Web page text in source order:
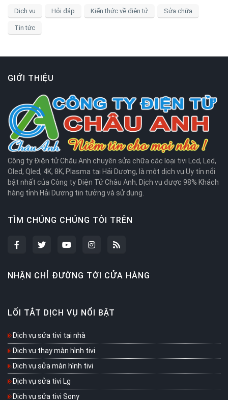
Dịch vụ Hỏi đáp Kiến thức về điện tử Sửa chữa
Tin tức
GIỚI THIỆU
Công ty Điện tử Châu Anh chuyên sửa chữa các loại tivi Lcd, Led,
Oled, Qled, 4K, 8K, Plasma tại Hải Dương, là một dịch vụ Uy tín nổi
bật nhất của Công ty Điện Tử Châu Anh, Dịch vụ được 98% Khách
hàng tỉnh Hải Dương tin tưởng và sử dụng.
TÌM CHÚNG CHÚNG TÔI TRÊN
NHẬN CHỈ ĐƯỜNG TỚI CỬA HÀNG
LỐI TẮT DỊCH VỤ NỔI BẬT
Dịch vụ sửa tivi tại nhà
Dịch vụ thay màn hình tivi
Dịch vụ sửa màn hình tivi
Dịch vụ sửa tivi Lg
Dịch vụ sửa tivi Sony